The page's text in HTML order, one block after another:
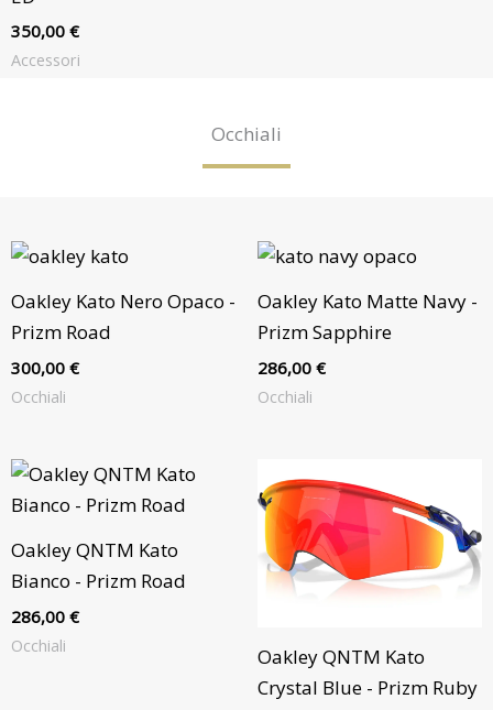
350,00 €
Accessori
Occhiali
Oakley Kato Nero Opaco -
Prizm Road
300,00 €
Occhiali
Oakley Kato Matte Navy -
Prizm Sapphire
286,00 €
Occhiali
Oakley QNTM Kato
Bianco - Prizm Road
286,00 €
Occhiali
Oakley QNTM Kato
Crystal Blue - Prizm Ruby